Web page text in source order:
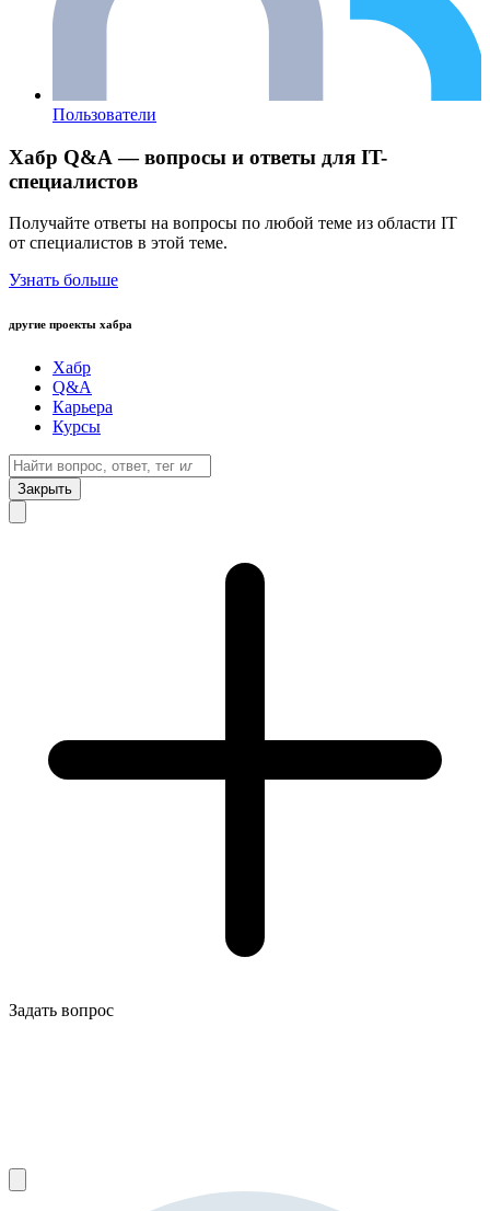
Пользователи
Хабр Q&A — вопросы и ответы для IT-
специалистов
Получайте ответы на вопросы по любой теме из области IT
от специалистов в этой теме.
Узнать больше
другие проекты хабра
Хабр
Q&A
Карьера
Курсы
Закрыть
Задать вопрос